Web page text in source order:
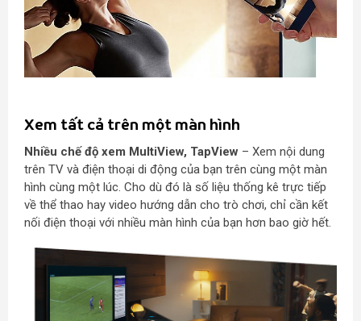
Xem tất cả trên một màn hình
Nhiều chế độ xem MultiView, TapView – Xem nội dung
trên TV và điện thoại di động của bạn trên cùng một màn
hình cùng một lúc. Cho dù đó là số liệu thống kê trực tiếp
về thể thao hay video hướng dẫn cho trò chơi, chỉ cần kết
nối điện thoại với nhiều màn hình của bạn hơn bao giờ hết.